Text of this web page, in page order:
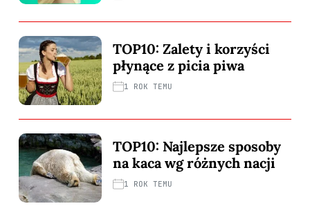
TOP10: Zalety i korzyści
płynące z picia piwa
1 ROK TEMU
TOP10: Najlepsze sposoby
na kaca wg różnych nacji
1 ROK TEMU